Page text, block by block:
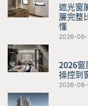
遮光窗
簾完整
懂
2026-
2026窗
操控到
2026-